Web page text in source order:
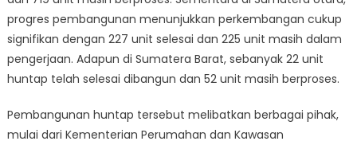
progres pembangunan menunjukkan perkembangan cukup
signifikan dengan 227 unit selesai dan 225 unit masih dalam
pengerjaan. Adapun di Sumatera Barat, sebanyak 22 unit
huntap telah selesai dibangun dan 52 unit masih berproses.
Pembangunan huntap tersebut melibatkan berbagai pihak,
mulai dari Kementerian Perumahan dan Kawasan